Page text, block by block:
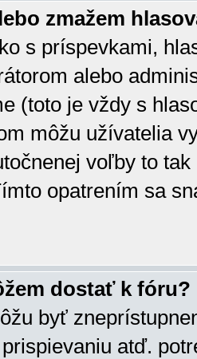
zmažem
s príspevkami,
alebo
(toto je vždy s
môžu užívatelia
voľby to
opatrením sa
dostať k fóru?
byť
atď.